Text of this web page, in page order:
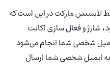
لایسنس مارکت در این است که
شارژ و فعال سازی اکانت
شخصی شما انجام می‌شود
ایمیل شخصی شما ارسال